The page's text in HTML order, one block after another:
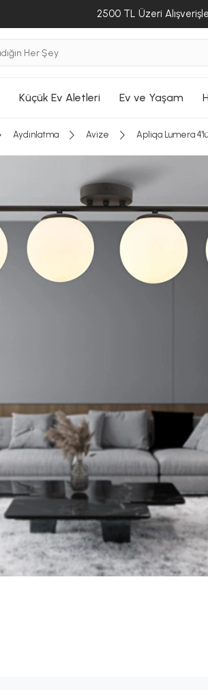
2500 TL Üzeri
Küçük Ev Aletleri Ev ve Yaşam
Aydınlatma Avize Apliqa Lumera